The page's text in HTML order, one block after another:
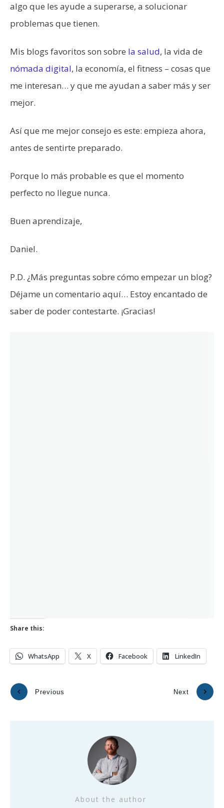
algo que les ayude a superarse, a solucionar
problemas que tienen.
Mis blogs favoritos son sobre la salud, la vida de
nómada digital, la economía, el fitness – cosas que
me interesan… y que me ayudan a saber más y ser
mejor.
Así que me mejor consejo es este: empieza ahora,
antes de sentirte preparado.
Porque lo más probable es que el momento
perfecto no llegue nunca.
Buen aprendizaje,
Daniel.
P.D. ¿Más preguntas sobre cómo empezar un blog?
Déjame un comentario aquí… Estoy encantado de
saber de poder contestarte. ¡Gracias!
Share this:
WhatsApp X Facebook LinkedIn
Previous Next
About the author